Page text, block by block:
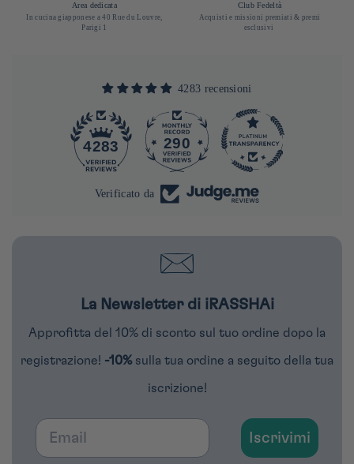
Area dedicata
In cucina giapponese a 40 Rue du Louvre,
Parigi 1
Club Fedeltà
Acquisti e missioni premiati & premi
esclusivi
4283 recensioni
4283 290
Verificato da
La Newsletter di iRASSHAi
Approfitta del 10% di sconto sul tuo ordine dopo la
registrazione! -10% sulla tua ordine a seguito della tua
iscrizione!
Email
Iscrivimi